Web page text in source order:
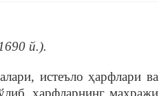
й.).
истеъло ҳарфлари ва